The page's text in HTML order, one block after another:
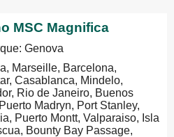
MSC Magnifica
Genova
Marseille, Barcelona,
Casablanca, Mindelo,
Rio de Janeiro, Buenos
Madryn, Port Stanley,
Puerto Montt, Valparaiso, Isla
Bounty Bay Passage,